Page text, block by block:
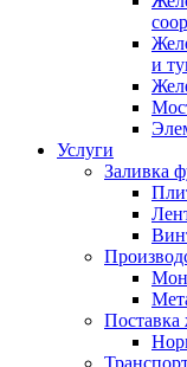
и
Услуги
Заливка
Поставка